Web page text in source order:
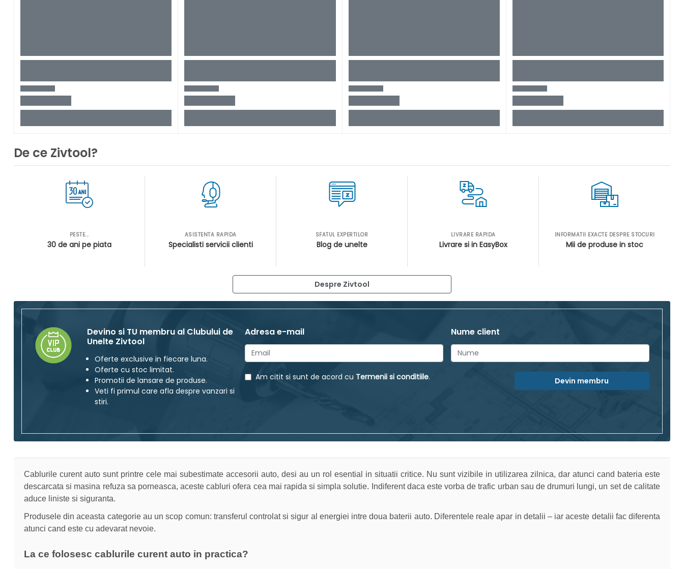
De ce Zivtool?
PESTE...
30 de ani pe piata
ASISTENTA RAPIDA
Specialisti servicii clienti
SFATUL EXPERTILOR
Blog de unelte
LIVRARE RAPIDA
Livrare si in EasyBox
INFORMATII EXACTE DESPRE STOCURI
Mii de produse in stoc
Despre Zivtool
Devino si TU membru al Clubului de
Unelte Zivtool
Oferte exclusive in fiecare luna.
Oferte cu stoc limitat.
Promotii de lansare de produse.
Veti fi primul care afla despre vanzari si
stiri.
Adresa e-mail Nume client
Am citit si sunt de acord cu Termenii si conditiile. Devin membru
Cablurile curent auto sunt printre cele mai subestimate accesorii auto, desi au un rol esential in situatii critice. Nu sunt vizibile in utilizarea zilnica, dar atunci cand bateria este
descarcata si masina refuza sa porneasca, aceste cabluri ofera cea mai rapida si simpla solutie. Indiferent daca este vorba de trafic urban sau de drumuri lungi, un set de calitate
aduce liniste si siguranta.
Produsele din aceasta categorie au un scop comun: transferul controlat si sigur al energiei intre doua baterii auto. Diferentele reale apar in detalii – iar aceste detalii fac diferenta
atunci cand este cu adevarat nevoie.
La ce folosesc cablurile curent auto in practica?